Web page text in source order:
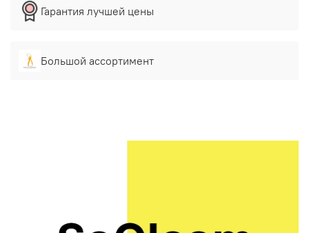
Гарантия лучшей цены
Большой ассортимент